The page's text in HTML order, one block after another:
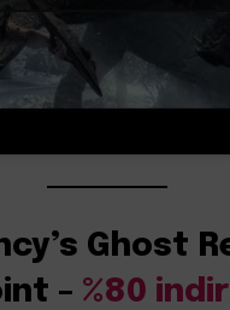
Ghost
– %80